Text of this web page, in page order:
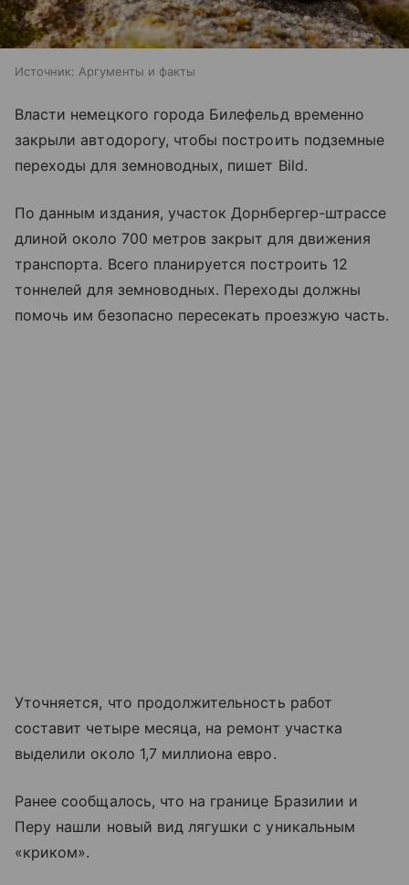
Источник: Аргументы и факты
Власти немецкого города Билефельд временно
закрыли автодорогу, чтобы построить подземные
переходы для земноводных, пишет Bild.
По данным издания, участок Дорнбергер-штрассе
длиной около 700 метров закрыт для движения
транспорта. Всего планируется построить 12
тоннелей для земноводных. Переходы должны
помочь им безопасно пересекать проезжую часть.
Уточняется, что продолжительность работ
составит четыре месяца, на ремонт участка
выделили около 1,7 миллиона евро.
Ранее сообщалось, что на границе Бразилии и
Перу нашли новый вид лягушки с уникальным
«криком».